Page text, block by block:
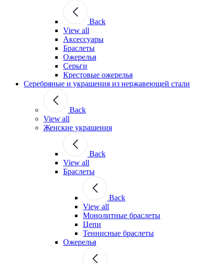
Back
View all
Аксессуары
Браслеты
Ожерелья
Серьги
Крестовые ожерелья
Серебряные и украшения из нержавеющей стали
Back
View all
Женские украшения
Back
View all
Браслеты
Back
View all
Монолитные браслеты
Цепи
Теннисные браслеты
Ожерелья